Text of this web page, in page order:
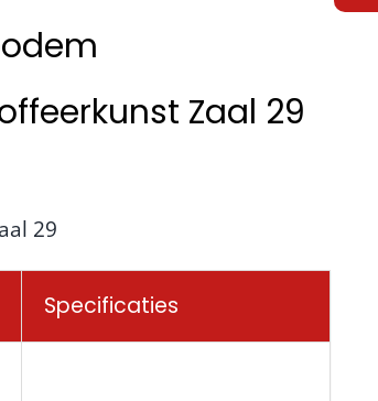
Zaal 29
29
Specificaties